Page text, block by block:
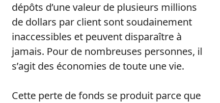
dépôts d’une valeur de plusieurs millions
de dollars par client sont soudainement
inaccessibles et peuvent disparaître à
jamais. Pour de nombreuses personnes, il
s’agit des économies de toute une vie.
Cette perte de fonds se produit parce que